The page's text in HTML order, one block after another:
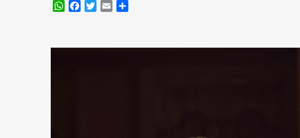
WhatsApp
FacebookTwitter
Email